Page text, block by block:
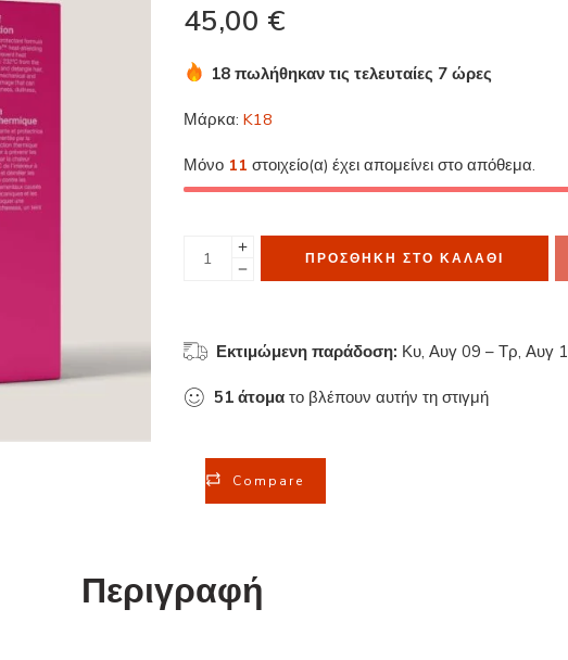
45,00 €
18 πωλήθηκαν τις τελευταίες 7 ώρες
Μάρκα: K18
Μόνο 11 στοιχείο(α) έχει απομείνει στο απόθεμα.
ΠΡΟΣΘΉΚΗ ΣΤΟ ΚΑΛΆΘΙ
Εκτιμώμενη παράδοση: Κυ, Αυγ 09 – Τρ, Αυγ
51 άτομα το βλέπουν αυτήν τη στιγμή
Compare
Περιγραφή